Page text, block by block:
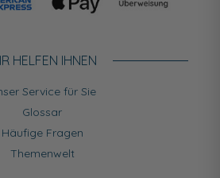
HELFEN IHNEN
Service für Sie
Glossar
Häufige Fragen
Themenwelt